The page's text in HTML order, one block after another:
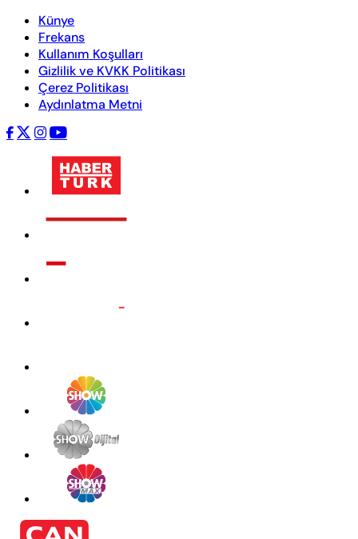
Künye
Frekans
Kullanım Koşulları
Gizlilik ve KVKK Politikası
Çerez Politikası
Aydınlatma Metni